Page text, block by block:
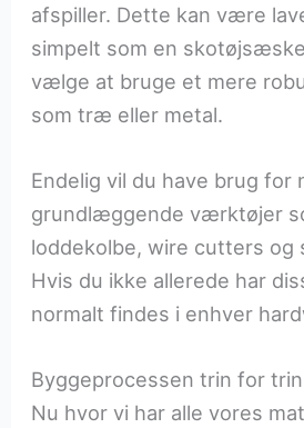
afspiller. Dette kan være
simpelt som en
vælge at bruge et mere
som træ eller metal.
Endelig vil du have brug for
grundlæggende værktøjer
loddekolbe, wire cutters
Hvis du ikke allerede har
normalt findes i enhver
Byggeprocessen trin for trin
Nu hvor vi har alle vores